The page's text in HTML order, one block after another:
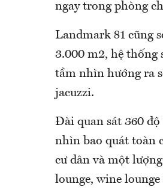
ngay trong phòng
Landmark 81 cũng
3.000 m2, hệ thống
tầm nhìn hướng ra
jacuzzi.
Đài quan sát 360 độ
nhìn bao quát toàn
cư dân và một
lounge, wine